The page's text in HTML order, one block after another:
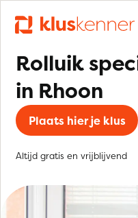
Rolluik
in Rhoon
Plaats hier je klus
Altijd gratis en vrijblijvend